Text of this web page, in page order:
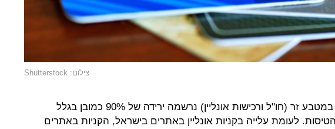
צילום: Shutterstock
ברכישות במטבע זר (חו"ל ורכישות אונליין) נרשמה ירידה של 90% כמובן בגלל
לעומת עלייה בקניות אונליין באתרים בישראל, הקניות באתרים